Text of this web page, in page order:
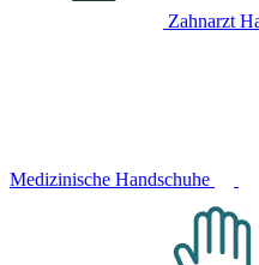
Zahnarzt
Medizinische Handschuhe